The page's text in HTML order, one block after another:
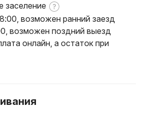
заселение
, возможен ранний заезд
, возможен поздний выезд
онлайн, а остаток при